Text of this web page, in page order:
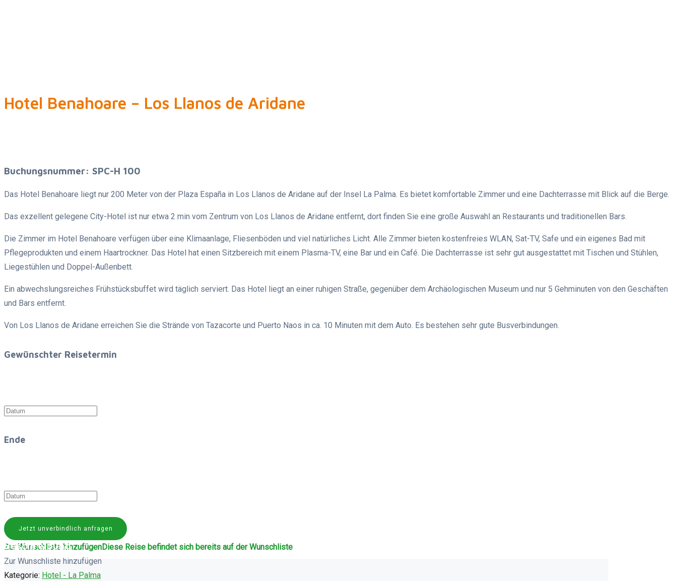
Hotel Benahoare – Los Llanos de Aridane
Buchungsnummer: SPC-H 100
Das Hotel Benahoare liegt nur 200 Meter von der Plaza España in Los Llanos de Aridane auf der Insel La Palma. Es bietet komfortable Zimmer und eine Dachterrasse mit Blick auf die Berge.
Das exzellent gelegene City-Hotel ist nur etwa 2 min vom Zentrum von Los Llanos de Aridane entfernt, dort finden Sie eine große Auswahl an Restaurants und traditionellen Bars.
Die Zimmer im Hotel Benahoare verfügen über eine Klimaanlage, Fliesenböden und viel natürliches Licht. Alle Zimmer bieten kostenfreies WLAN, Sat-TV, Safe und ein eigenes Bad mit
Pflegeprodukten und einem Haartrockner. Das Hotel hat einen Sitzbereich mit einem Plasma-TV, eine Bar und ein Café. Die Dachterrasse ist sehr gut ausgestattet mit Tischen und Stühlen,
Liegestühlen und Doppel-Außenbett.
Ein abwechslungsreiches Frühstücksbuffet wird täglich serviert. Das Hotel liegt an einer ruhigen Straße, gegenüber dem Archäologischen Museum und nur 5 Gehminuten von den Geschäften
und Bars entfernt.
Von Los Llanos de Aridane erreichen Sie die Strände von Tazacorte und Puerto Naos in ca. 10 Minuten mit dem Auto. Es bestehen sehr gute Busverbindungen.
Gewünschter Reisetermin
Ende
Jetzt unverbindlich anfragen
Zur Wunschliste hinzufügenDiese Reise befindet sich bereits auf der Wunschliste
Zur Wunschliste hinzufügen
Kategorie: Hotel - La Palma
Beschreibung